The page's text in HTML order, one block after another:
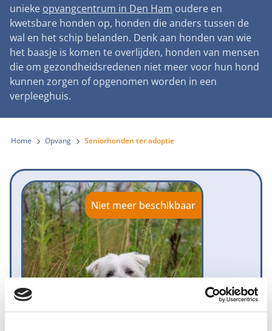
Landelijke registratie bijtincidenten
Verantwoord fokbeleid
Landelijk vuurwerkverbod
Verplichte pre-aanschaf cursus
Gemeentelijk meldpunt bijtincidenten
Bescherming tegen grasaren
Lezingen
Symposium Gemeentelijk Dierenbeleid
Teken onze petitie
Steun als bedrijf
Adopteer een seniorhond
Sponsor een seniorhond
Steun als vrijwilliger
Honden voor Honden Loop
Vraag een donatiebox aan
Wat wij doen
Onze organisatie
Samenwerking
Jaarverslag
Vacatures
Donateursmagazine Hond
Onze successen voor honden
Contactgegevens
Pers
Nieuws
Nieuwsbrief
Incassodata
Zoeken
unieke opvangcentrum in Den Ham oudere en
kwetsbare honden op, honden die anders tussen de
wal en het schip belanden. Denk aan honden van wie
het baasje is komen te overlijden, honden van mensen
die om gezondheidsredenen niet meer voor hun hond
kunnen zorgen of opgenomen worden in een
verpleeghuis.
Home Opvang Seniorhonden ter adoptie
Niet meer beschikbaar